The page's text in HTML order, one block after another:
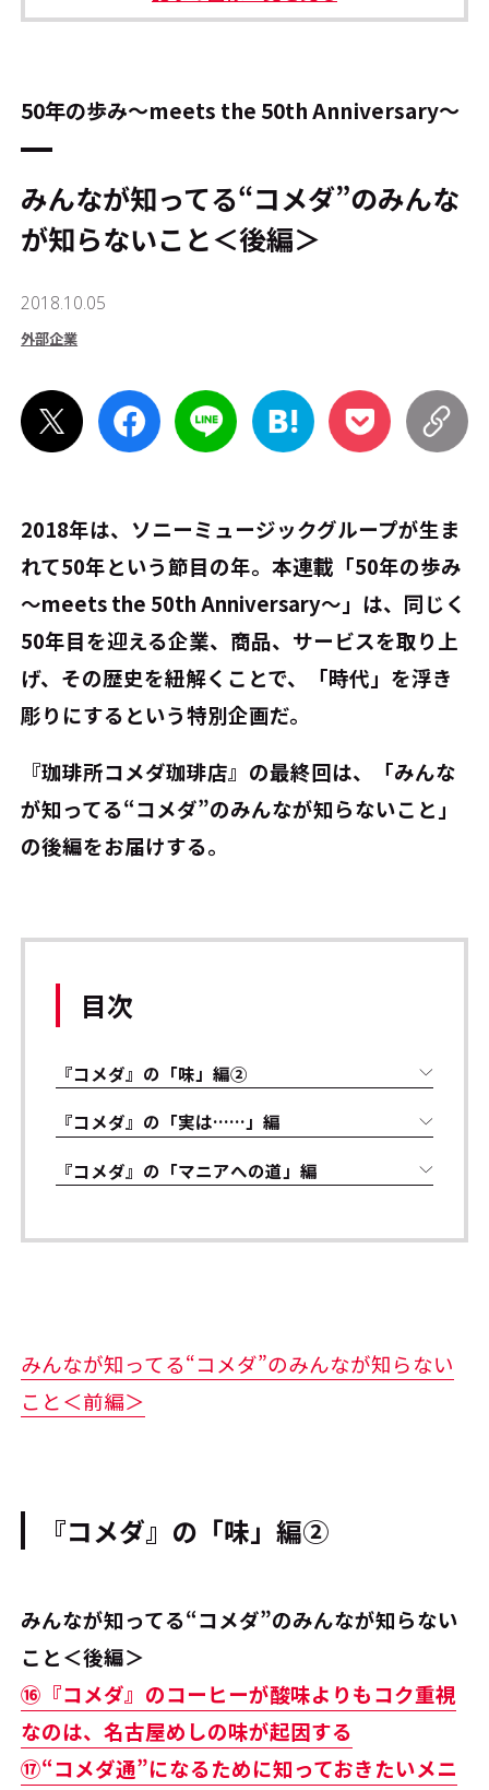
50年の歩み～meets the 50th Anniversary～
みんなが知ってる“コメダ”のみんな
が知らないこと＜後編＞
2018.10.05
外部企業
2018年は、ソニーミュージックグループが生ま
れて50年という節目の年。本連載「50年の歩み
～meets the 50th Anniversary～」は、同じく
50年目を迎える企業、商品、サービスを取り上
げ、その歴史を紐解くことで、「時代」を浮き
彫りにするという特別企画だ。
『珈琲所コメダ珈琲店』の最終回は、「みんな
が知ってる“コメダ”のみんなが知らないこと」
の後編をお届けする。
目次
『コメダ』の「味」編②
『コメダ』の「実は……」編
『コメダ』の「マニアへの道」編
みんなが知ってる“コメダ”のみんなが知らない
こと＜前編＞
『コメダ』の「味」編②
みんなが知ってる“コメダ”のみんなが知らない
こと＜後編＞
⑯『コメダ』のコーヒーが酸味よりもコク重視
なのは、名古屋めしの味が起因する
⑰“コメダ通”になるために知っておきたいメニ